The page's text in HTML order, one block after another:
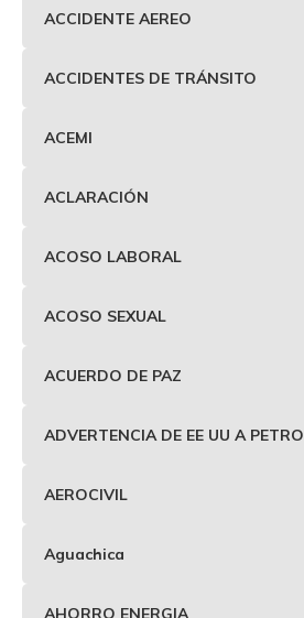
ACCIDENTE AEREO
ACCIDENTES DE TRÁNSITO
ACEMI
ACLARACIÓN
ACOSO LABORAL
ACOSO SEXUAL
ACUERDO DE PAZ
ADVERTENCIA DE EE UU A PETRO
AEROCIVIL
Aguachica
AHORRO ENERGIA